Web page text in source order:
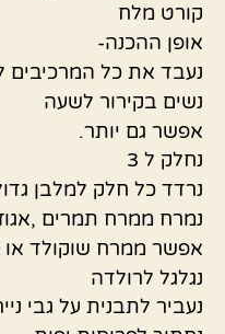
קורט מלח
אופן ההכנה-
נעבד את כל המרכיבים
נשים בקירור לשעה
אפשר גם יותר.
נחלק ל 3
נרדד כל חלק למלבן
נמרח ממרח תמרים
אפשר ממרח שוקולד או
נגלגל לרולדה
נעביר לתבנית על גבי